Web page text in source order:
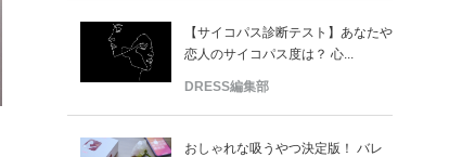
【サイコパス診断テスト】あなたや
恋人のサイコパス度は？ 心...
DRESS編集部
おしゃれな吸うやつ決定版！ バレ